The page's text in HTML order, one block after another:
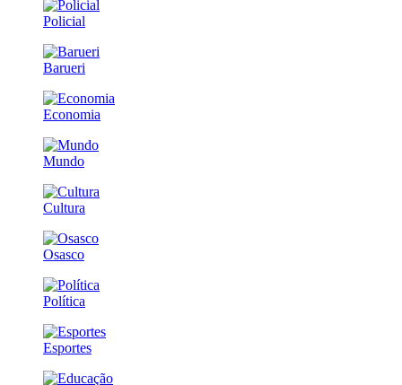
Policial
Barueri
Economia
Mundo
Cultura
Osasco
Política
Esportes